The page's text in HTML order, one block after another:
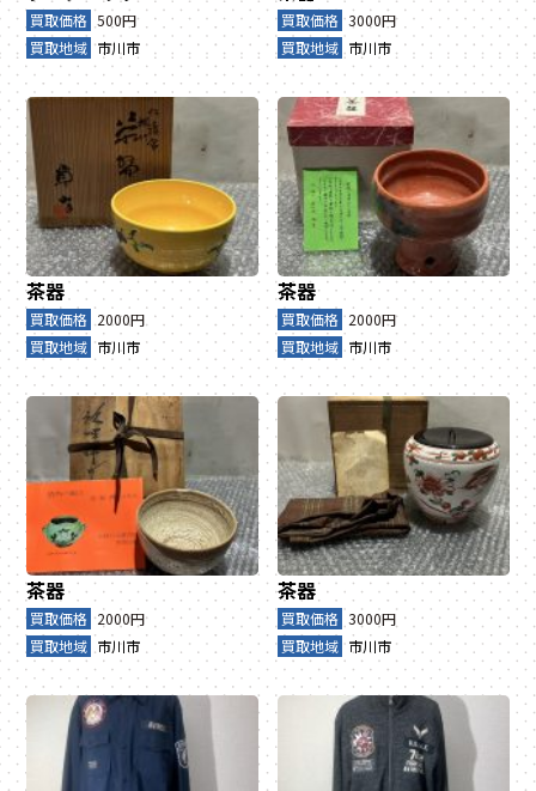
買取価格 500円
買取地域 市川市
買取価格 3000円
買取地域 市川市
茶器
買取価格 2000円
買取地域 市川市
茶器
買取価格 2000円
買取地域 市川市
茶器
買取価格 2000円
買取地域 市川市
茶器
買取価格 3000円
買取地域 市川市